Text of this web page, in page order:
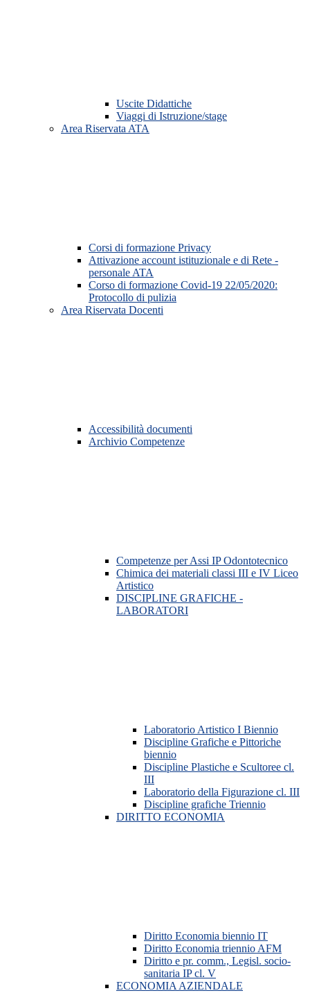
Uscite Didattiche
Viaggi di Istruzione/stage
Area Riservata ATA
Corsi di formazione Privacy
Attivazione account istituzionale e di Rete -
personale ATA
Corso di formazione Covid-19 22/05/2020:
Protocollo di pulizia
Area Riservata Docenti
Accessibilità documenti
Archivio Competenze
Competenze per Assi IP Odontotecnico
Chimica dei materiali classi III e IV Liceo
Artistico
DISCIPLINE GRAFICHE -
LABORATORI
Laboratorio Artistico I Biennio
Discipline Grafiche e Pittoriche
biennio
Discipline Plastiche e Scultoree cl.
III
Laboratorio della Figurazione cl. III
Discipline grafiche Triennio
DIRITTO ECONOMIA
Diritto Economia biennio IT
Diritto Economia triennio AFM
Diritto e pr. comm., Legisl. socio-
sanitaria IP cl. V
ECONOMIA AZIENDALE